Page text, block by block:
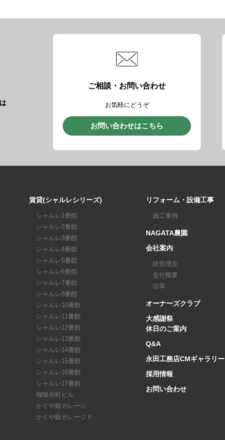
ご相談・お問い合わせ
お気軽にどうぞ
お問い合わせはこちら
賃貸(シャルレシリーズ)
シャルレ1番館
シャルレ2番館
シャルレ3番館
シャルレ4番館
シャルレ5番館
シャルレ6番館
シャルレ7番館
シャルレ8番館
シャルレ10番館
シャルレ11番館
シャルレ12番館
シャルレ13番館
シャルレ14番館
シャルレ15番館
シャルレ16番館
シャルレ17番館
御陵谷町ビル
かぐや姫ガレージ
かぐや姫ガレージⅡ
リフォーム・設備工事
施工事例
NAGATA農園
会社案内
経営理念
会社概要
沿革
オーナーズクラブ
大感謝祭
休日のご案内
Q&A
永田工務店CMギャラリー
採用情報
お問い合わせ